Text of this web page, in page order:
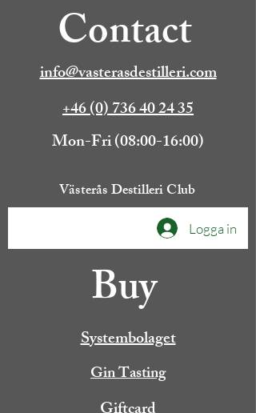
Contact
info@vasterasdestilleri.com
+46 (0) 736 40 24 35
Mon-Fri (08:00-16:00)
Västerås Destilleri Club
Logga in
Buy
Systembolaget
Gin Tasting